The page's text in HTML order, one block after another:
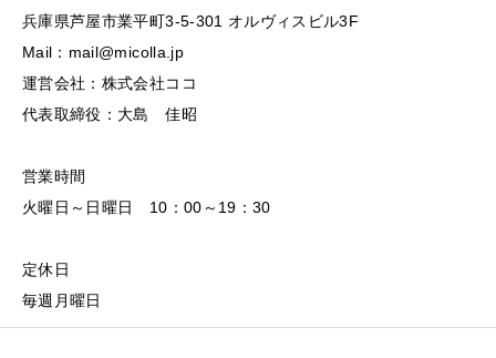
兵庫県芦屋市業平町3-5-301 オルヴィスビル3F
Mail：mail@micolla.jp
運営会社：株式会社ココ
代表取締役：大島 佳昭
営業時間
火曜日～日曜日 10：00～19：30
定休日
毎週月曜日